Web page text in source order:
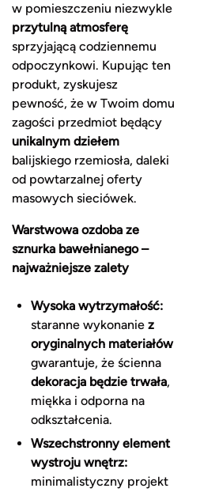
w pomieszczeniu niezwykle
przytulną atmosferę
sprzyjającą codziennemu
odpoczynkowi. Kupując ten
produkt, zyskujesz
pewność, że w Twoim domu
zagości przedmiot będący
unikalnym dziełem
balijskiego rzemiosła, daleki
od powtarzalnej oferty
masowych sieciówek.
Warstwowa ozdoba ze
sznurka bawełnianego –
najważniejsze zalety
Wysoka wytrzymałość:
staranne wykonanie z
oryginalnych materiałów
gwarantuje, że ścienna
dekoracja będzie trwała,
miękka i odporna na
odkształcenia.
Wszechstronny element
wystroju wnętrz:
minimalistyczny projekt